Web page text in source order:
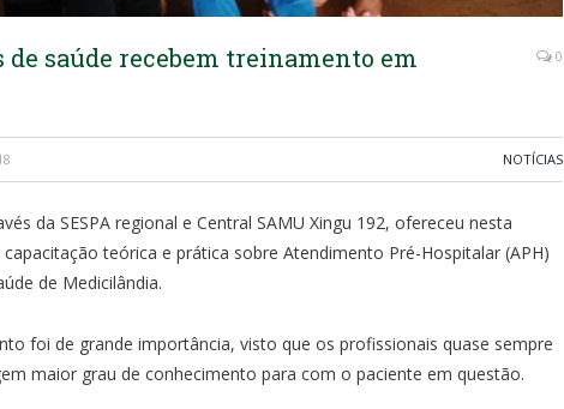
saúde recebem treinamento em
0
NOTÍCIAS
da SESPA regional e Central SAMU Xingu 192, ofereceu nesta
teórica e prática sobre Atendimento Pré-Hospitalar (APH)
de Medicilândia.
foi de grande importância, visto que os profissionais quase sempre
maior grau de conhecimento para com o paciente em questão.